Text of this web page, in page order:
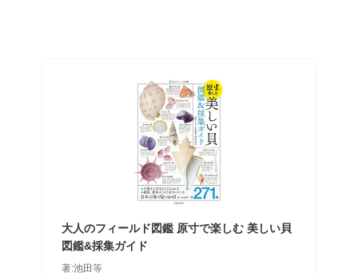
大人のフィールド図鑑 原寸で楽しむ 美しい貝
図鑑&採集ガイド
著:池田等